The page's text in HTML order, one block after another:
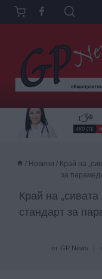
Към
съдържанието
/ Новини / Край на
за
Край на
стандарт за
от GP News